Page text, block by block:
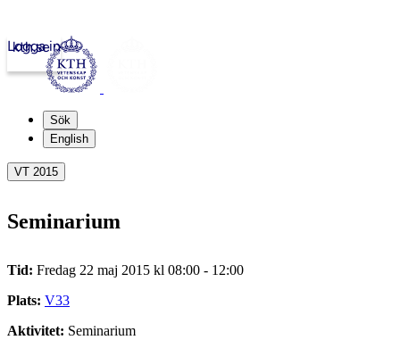
kth.se
Logga in
Sök
English
VT 2015
Seminarium
Tid: Fredag 22 maj 2015 kl 08:00 - 12:00
Plats: V33
Aktivitet: Seminarium